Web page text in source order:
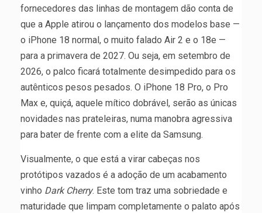
fornecedores das linhas de montagem dão conta de
que a Apple atirou o lançamento dos modelos base —
o iPhone 18 normal, o muito falado Air 2 e o 18e —
para a primavera de 2027. Ou seja, em setembro de
2026, o palco ficará totalmente desimpedido para os
autênticos pesos pesados. O iPhone 18 Pro, o Pro
Max e, quiçá, aquele mítico dobrável, serão as únicas
novidades nas prateleiras, numa manobra agressiva
para bater de frente com a elite da Samsung.
Visualmente, o que está a virar cabeças nos
protótipos vazados é a adoção de um acabamento
vinho Dark Cherry. Este tom traz uma sobriedade e
maturidade que limpam completamente o palato após